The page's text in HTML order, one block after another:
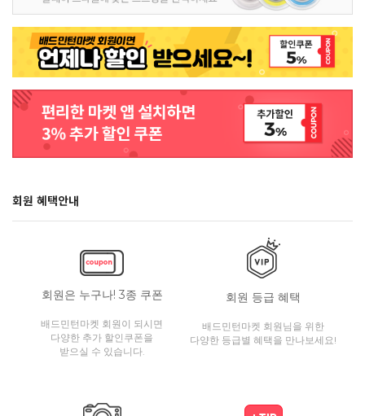
회원 혜택안내
회원은 누구나! 3종 쿠폰
배드민턴마켓 회원이 되시면
다양한 추가 할인쿠폰을
받으실 수 있습니다.
회원 등급 혜택
배드민턴마켓 회원님을 위한
다양한 등급별 혜택을 만나보세요!